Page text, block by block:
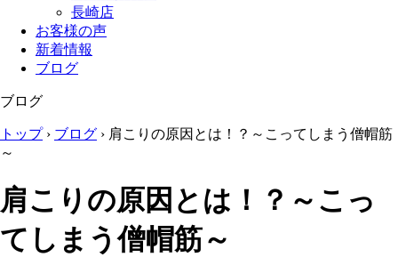
長崎店
お客様の声
新着情報
ブログ
ブログ
トップ› ブログ › 肩こりの原因とは！？～こってしまう僧帽筋
～
肩こりの原因とは！？～こっ
てしまう僧帽筋～